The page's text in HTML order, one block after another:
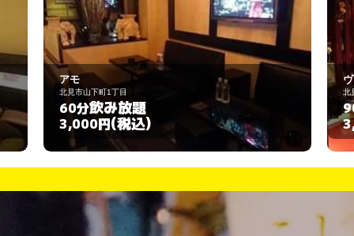
ヴォーグ
北見市北四条西3丁目1-1
90分飲み放題
3,000円(税込)